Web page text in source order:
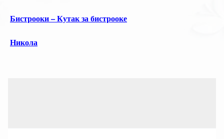
Бистрооки – Кутак за бистрооке
Никола